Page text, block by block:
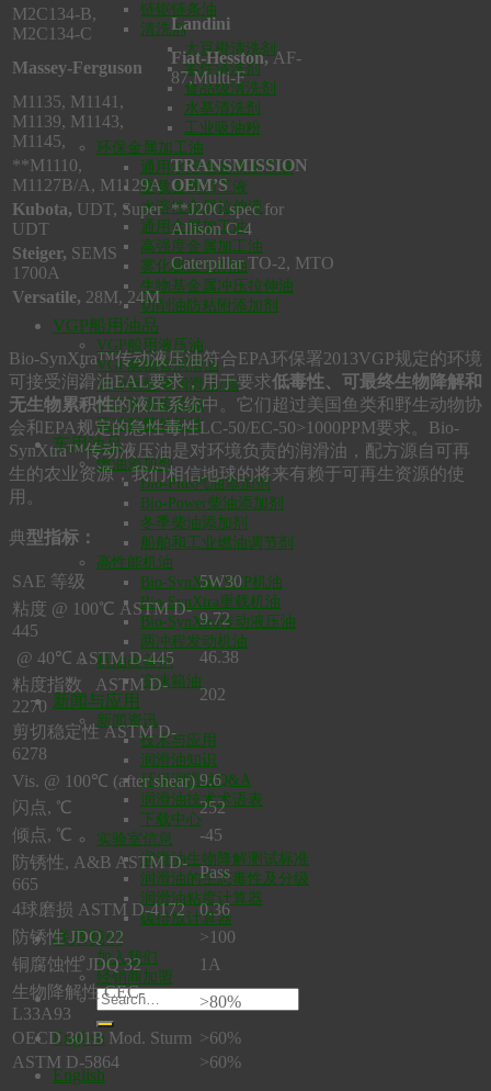
链锯链条油
清洗剂
大豆橙清洗剂
零件清洗剂
食品级清洗剂
水基清洗剂
工业吸油粉
环保金属加工油
通用水溶性金属加工液
重载金属加工液
水溶性金属拉伸液
通用金属加工油
高强度金属加工油
雾化极压切削油
生物基金属冲压拉伸油
切削油防粘附添加剂
VGP船用油品
VGP船用液压油
VGP艉轴管润滑油
VGP钢丝绳润滑油/脂
VGP环保齿轮油
两冲程舷外机油
车用油品
燃油添加剂
Bio-Plus汽油添加剂
Bio-Power柴油添加剂
冬季柴油添加剂
船舶和工业燃油调节剂
高性能机油
Bio-SynXtra SHP机油
Bio-SynXtra重载机油
Bio-SynXtra传动液压油
两冲程发动机油
机油改善剂
变速箱油
新闻与应用
新闻资讯
技术与应用
润滑油知识
环保润滑油Q&A
润滑油技术术语表
下载中心
实验室信息
润滑油生物降解测试标准
润滑油的生态毒性及分级
润滑油粘度计算器
碳排放计算器
联系我们
加入我们
经销商加盟
English
English
M2C134-B,
M2C134-C
Landini
Massey-Ferguson
Fiat-Hesston,AF-
87,Multi-F
M1135, M1141,
M1139, M1143,
M1145,
**M1110,
M1127B/A, M1129A
TRANSMISSION
OEM’S
Kubota, UDT, Super
UDT
**J20C spec for
Allison C-4
Steiger, SEMS
1700A
Caterpillar TO-2, MTO
Versatile, 28M, 24M
Bio-SynXtra™传动液压油符合EPA环保署2013VGP规定的环境
可接受润滑油EAL要求，用于要求低毒性、可最终生物降解和
无生物累积性的液压系统中。它们超过美国鱼类和野生动物协
会和EPA规定的急性毒性LC-50/EC-50>1000PPM要求。Bio-
SynXtra™传动液压油是对环境负责的润滑油，配方源自可再
生的农业资源，我们相信地球的将来有赖于可再生资源的使
用。
典型指标：
SAE 等级
5W30
粘度 @ 100℃ ASTM D-
445
9.72
@ 40℃ ASTM D-445
46.38
粘度指数 ASTM D-
2270
202
剪切稳定性 ASTM D-
6278
Vis. @ 100℃ (after shear) 9.6
闪点, ℃
252
倾点, ℃
-45
防锈性, A&B ASTM D-
665
Pass
4球磨损 ASTM D-4172
0.36
防锈性 JDQ 22
>100
铜腐蚀性 JDQ 32
1A
生物降解性 CEC-
L33A93
>80%
OECD 301B Mod. Sturm >60%
ASTM D-5864
>60%